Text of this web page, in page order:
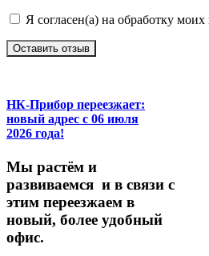
Я согласен(а) на обработку
Оставить отзыв
НК-Прибор переезжает:
новый адрес с 06 июля
2026 года!
Мы растём и
развиваемся и в связи с
этим переезжаем в
новый, более удобный
офис.